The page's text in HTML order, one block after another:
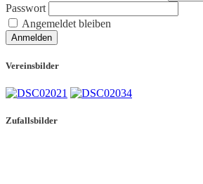
Passwort
Angemeldet bleiben
Anmelden
Vereinsbilder
Zufallsbilder